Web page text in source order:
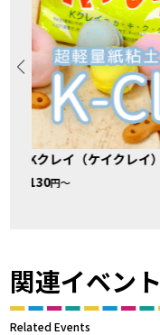
Kクレイ（ケイクレイ）
130円〜
関連イベント
Related Events